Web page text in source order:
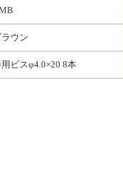
ウン
ビスφ4.0×20 8本